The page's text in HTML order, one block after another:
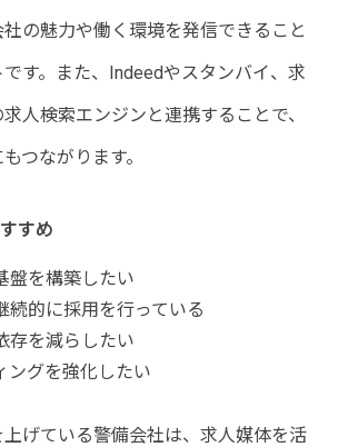
の魅力や働く環境を発信できること
す。また、Indeedやスタンバイ、求
人検索エンジンと連携することで、
つながります。
すめ
盤を構築したい
続的に採用を行っている
存を減らしたい
ングを強化したい
げている警備会社は、求人媒体を活